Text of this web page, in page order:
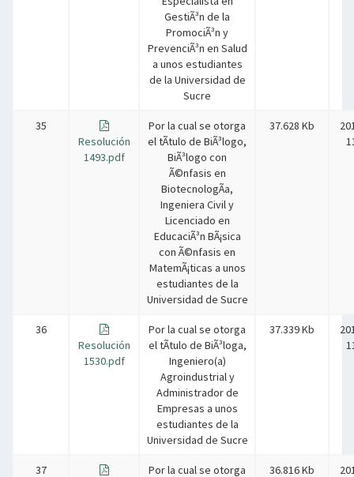
GestiÃ³n de la
PromociÃ³n y
PrevenciÃ³n en Salud
a unos estudiantes
de la Universidad de
Sucre
35
Resolución
1493.pdf
Por la cual se otorga
el tÃ­tulo de BiÃ³logo,
BiÃ³logo con
Ã©nfasis en
BiotecnologÃ­a,
Ingeniera Civil y
Licenciado en
EducaciÃ³n BÃ¡sica
con Ã©nfasis en
MatemÃ¡ticas a unos
estudiantes de la
Universidad de Sucre
37.628 Kb
36
Resolución
1530.pdf
Por la cual se otorga
el tÃ­tulo de BiÃ³loga,
Ingeniero(a)
Agroindustrial y
Administrador de
Empresas a unos
estudiantes de la
Universidad de Sucre
37.339 Kb
37
Por la cual se otorga
36.816 Kb